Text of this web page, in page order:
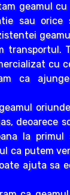
geamul
sau orice
transportul.
cu
ca
deoarece
la primul
ca putem
ajuta sa